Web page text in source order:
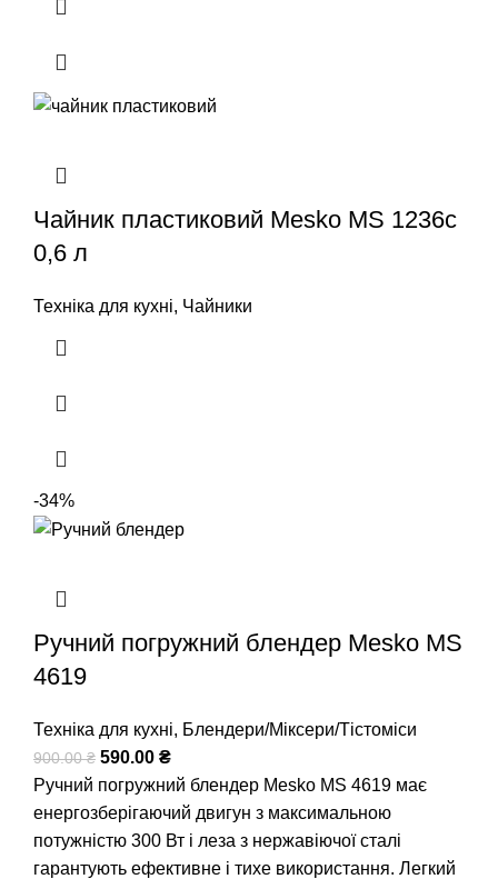
Чайник пластиковий Mesko MS 1236c
0,6 л
Техніка для кухні, Чайники
-34%
Ручний погружний блендер Mesko MS
4619
Техніка для кухні, Блендери/Міксери/Тістоміси
900.00₴ 590.00 ₴
Ручний погружний блендер Mesko MS 4619 має
енергозберігаючий двигун з максимальною
потужністю 300 Вт і леза з нержавіючої сталі
гарантують ефективне і тихе використання. Легкий